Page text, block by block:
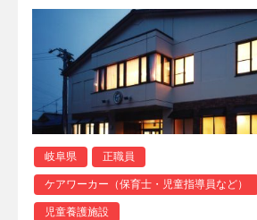
岐阜県 正職員
ケアワーカー（保育士・児童指導員など）
児童養護施設